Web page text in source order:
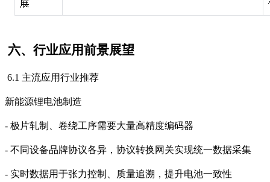
六、行业应用前景展望
6.1 主流应用行业推荐
新能源锂电池制造
- 极片轧制、卷绕工序需要大量高精度编码器
- 不同设备品牌协议各异，协议转换网关实现统一数据采集
- 实时数据用于张力控制、质量追溯，提升电池一致性